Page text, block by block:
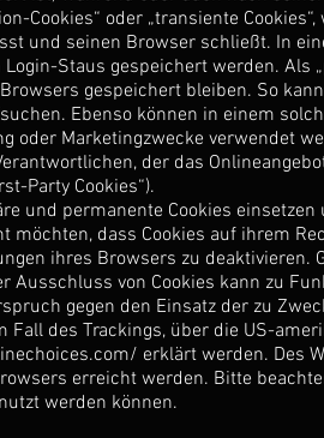
Cookies“ oder „transiente
und seinen Browser schließt. In
Staus gespeichert werden. Als
gespeichert bleiben. So
Ebenso können in einem
oder Marketingzwecke verwendet
der das
Party Cookies“).
und permanente Cookies
möchten, dass Cookies auf ihrem
ihres Browsers zu deaktivieren.
Ausschluss von Cookies kann zu
gegen den Einsatz der zu
Fall des Trackings, über die US-
erklärt werden. Des
erreicht werden. Bitte
werden können.